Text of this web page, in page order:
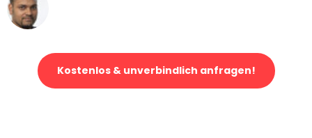
Kostenlos & unverbindlich anfragen!